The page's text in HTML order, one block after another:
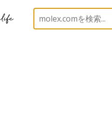
Connectors 45984